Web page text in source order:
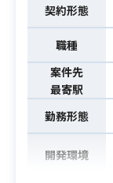
契約形態
職種
案件先
最寄駅
勤務形態
開発環境